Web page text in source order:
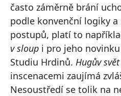
často záměrně brání
podle konvenční logiky
postupů, platí to
v sloup i pro jeho novinku
Studiu Hrdinů. Hugův svět
inscenacemi zaujímá
Nesoustředí se tolik na